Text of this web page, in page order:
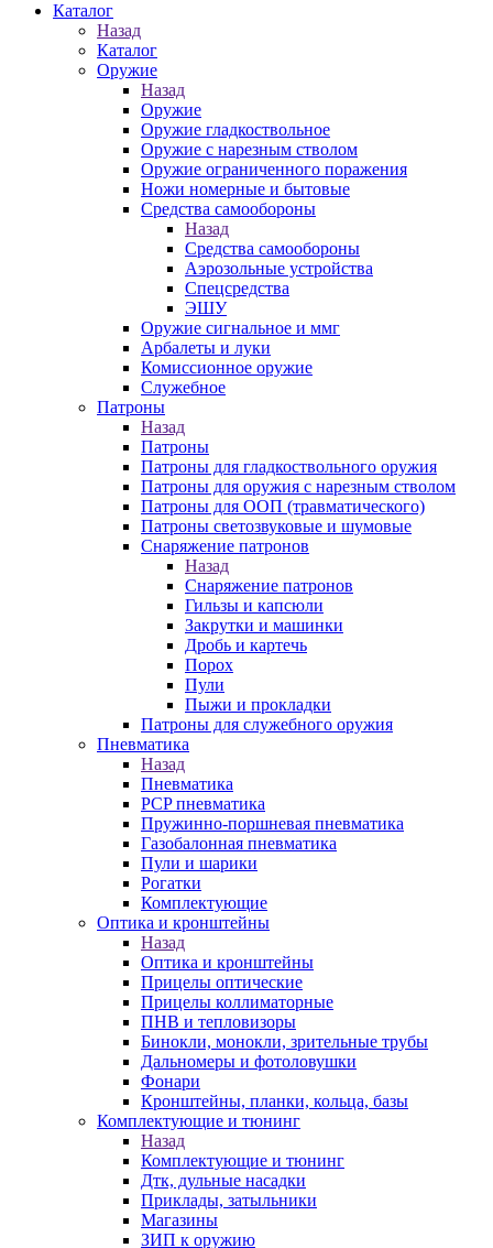
Каталог
Назад
Каталог
Оружие
Назад
Оружие
Оружие гладкоствольное
Оружие с нарезным стволом
Оружие ограниченного поражения
Ножи номерные и бытовые
Средства самообороны
Назад
Средства самообороны
Аэрозольные устройства
Спецсредства
ЭШУ
Оружие сигнальное и ммг
Арбалеты и луки
Комиссионное оружие
Служебное
Патроны
Назад
Патроны
Патроны для гладкоствольного оружия
Патроны для оружия с нарезным стволом
Патроны для ООП (травматического)
Патроны светозвуковые и шумовые
Снаряжение патронов
Назад
Снаряжение патронов
Гильзы и капсюли
Закрутки и машинки
Дробь и картечь
Порох
Пули
Пыжи и прокладки
Патроны для служебного оружия
Пневматика
Назад
Пневматика
PCP пневматика
Пружинно-поршневая пневматика
Газобалонная пневматика
Пули и шарики
Рогатки
Комплектующие
Оптика и кронштейны
Назад
Оптика и кронштейны
Прицелы оптические
Прицелы коллиматорные
ПНВ и тепловизоры
Бинокли, монокли, зрительные трубы
Дальномеры и фотоловушки
Фонари
Кронштейны, планки, кольца, базы
Комплектующие и тюнинг
Назад
Комплектующие и тюнинг
Дтк, дульные насадки
Приклады, затыльники
Магазины
ЗИП к оружию